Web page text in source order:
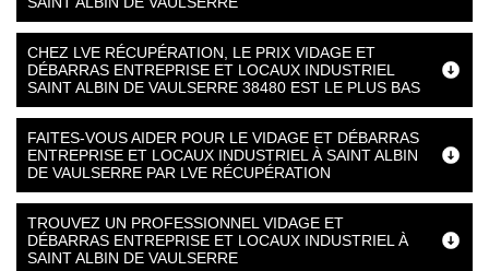
CHEZ LVE RÉCUPÉRATION, LE PRIX VIDAGE ET
DÉBARRAS ENTREPRISE ET LOCAUX INDUSTRIEL
SAINT ALBIN DE VAULSERRE 38480 EST LE PLUS BAS
FAITES-VOUS AIDER POUR LE VIDAGE ET DÉBARRAS
ENTREPRISE ET LOCAUX INDUSTRIEL À SAINT ALBIN
DE VAULSERRE PAR LVE RÉCUPÉRATION
TROUVEZ UN PROFESSIONNEL VIDAGE ET
DÉBARRAS ENTREPRISE ET LOCAUX INDUSTRIEL À
SAINT ALBIN DE VAULSERRE